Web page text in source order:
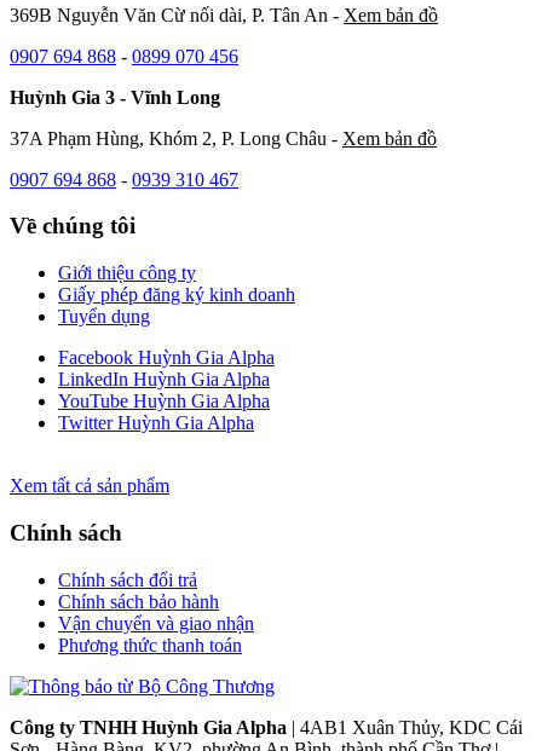
369B Nguyễn Văn Cừ nối dài, P. Tân An - Xem bản đồ
0907 694 868 - 0899 070 456
Huỳnh Gia 3 - Vĩnh Long
37A Phạm Hùng, Khóm 2, P. Long Châu - Xem bản đồ
0907 694 868 - 0939 310 467
Về chúng tôi
Giới thiệu công ty
Giấy phép đăng ký kinh doanh
Tuyển dụng
Facebook Huỳnh Gia Alpha
LinkedIn Huỳnh Gia Alpha
YouTube Huỳnh Gia Alpha
Twitter Huỳnh Gia Alpha
Xem tất cả sản phẩm
Chính sách
Chính sách đổi trả
Chính sách bảo hành
Vận chuyển và giao nhận
Phương thức thanh toán
Công ty TNHH Huỳnh Gia Alpha | 4AB1 Xuân Thủy, KDC Cái